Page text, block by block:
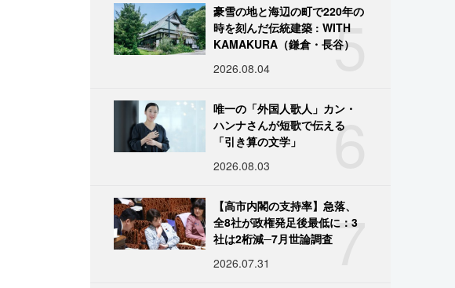
5
豪雪の地と海辺の町で220年の
時を刻んだ伝統建築 : WITH
KAMAKURA（鎌倉・長谷）
2026.08.04
6
唯一の「外国人歌人」カン・
ハンナさんが短歌で伝える
「引き算の文学」
2026.08.03
7
【高市内閣の支持率】急落、
全8社が政権発足後最低に：3
社は2桁減─7月世論調査
2026.07.31